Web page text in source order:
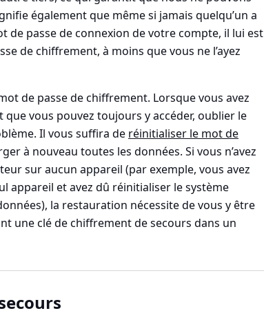
également que même si jamais quelqu’un a
de passe de connexion de votre compte, il lui est
de chiffrement, à moins que vous ne l’ayez
de passe de chiffrement. Lorsque vous avez
vous pouvez toujours y accéder, oublier le
Il vous suffira de réinitialiser le mot de
à nouveau toutes les données. Si vous n’avez
sur aucun appareil (par exemple, vous avez
appareil et avez dû réinitialiser le système
la restauration nécessite de vous y être
une clé de chiffrement de secours dans un